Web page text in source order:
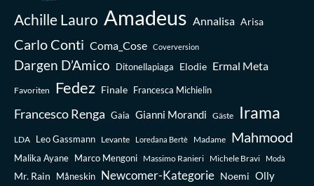
Achille Lauro Amadeus Annalisa Arisa
Carlo Conti Coma_Cose Coverversion
Dargen D’Amico Ditonellapiaga Elodie Ermal Meta
Favoriten Fedez Finale Francesca Michielin
Francesco Renga Gaia Gianni Morandi Gäste Irama
LDA Leo Gassmann Levante Loredana Bertè Madame Mahmood
Malika Ayane Marco Mengoni Massimo Ranieri Michele Bravi Modà
Mr. Rain Måneskin Newcomer-Kategorie Noemi Olly